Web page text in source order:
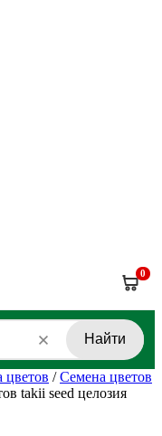
0
Найти
цветов /Семена цветов
takii seed целозия